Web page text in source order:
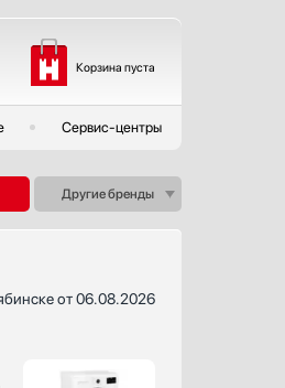
Корзина пуста
Сервис-центры
Другие бренды
от 06.08.2026